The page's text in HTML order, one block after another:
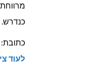
כנדרש.
כתובת:
לעוד